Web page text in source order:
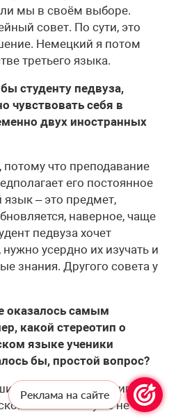
мы в своём выборе.
совет. По сути, это
Немецкий я потом
третьего языка.
студенту педвуза,
чувствовать себя в
двух иностранных
потому что преподавание
его постоянное
язык – это предмет,
наверное, чаще
педвуза хочет
усердно их изучать и
знания. Другого совета у
оказалось самым
какой стереотип о
языке ученики
бы, простой вопрос?
не один стереотип и о
Но этого я уже не
Реклама на сайте